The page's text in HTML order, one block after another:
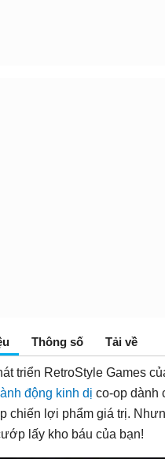
Thông số Tải về
triển RetroStyle Games
động kinh dị co-op dành
chiến lợi phẩm giá trị.
lấy kho báu của bạn!